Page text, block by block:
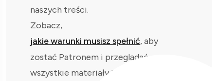
naszych treści.
Zobacz,
jakie warunki musisz spełnić, aby
zostać Patronem i przeglądać
wszystkie materiały bez